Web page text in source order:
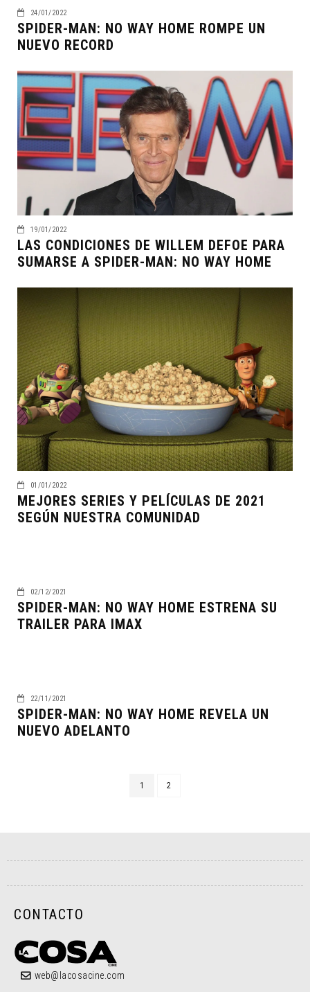
24/01/2022
SPIDER-MAN: NO WAY HOME ROMPE UN
NUEVO RECORD
19/01/2022
LAS CONDICIONES DE WILLEM DEFOE PARA
SUMARSE A SPIDER-MAN: NO WAY HOME
01/01/2022
MEJORES SERIES Y PELÍCULAS DE 2021
SEGÚN NUESTRA COMUNIDAD
02/12/2021
SPIDER-MAN: NO WAY HOME ESTRENA SU
TRAILER PARA IMAX
22/11/2021
SPIDER-MAN: NO WAY HOME REVELA UN
NUEVO ADELANTO
1 2
CONTACTO
web@lacosacine.com